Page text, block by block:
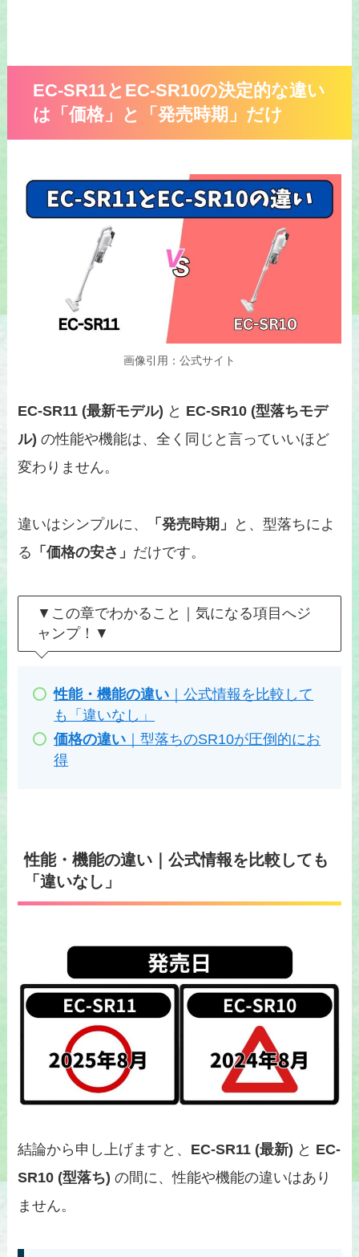
EC-SR11とEC-SR10の決定的な違い
は「価格」と「発売時期」だけ
画像引用：公式サイト
EC-SR11 (最新モデル) と EC-SR10 (型落ちモデ
ル) の性能や機能は、全く同じと言っていいほど
変わりません。
違いはシンプルに、 「発売時期」
と、型落ちによ
る 「価格の安さ」 だけです。
▼この章でわかること｜気になる項目へジ
ャンプ！▼
性能・機能の違い ｜公式情報を比較して
も「違いなし」
価格の違い ｜型落ちのSR10が圧倒的にお
得
性能・機能の違い ｜公式情報を比較しても
「違いなし」
結論から申し上げますと、 EC-SR11 (最新) と EC-
SR10 (型落ち) の間に、性能や機能の違いはあり
ません。